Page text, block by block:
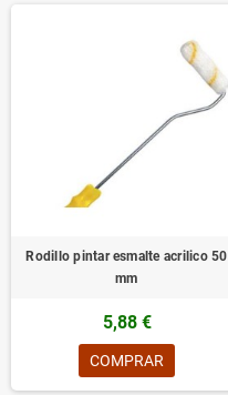
Rodillo pintar esmalte acrilico 50
mm
5,88 €
COMPRAR